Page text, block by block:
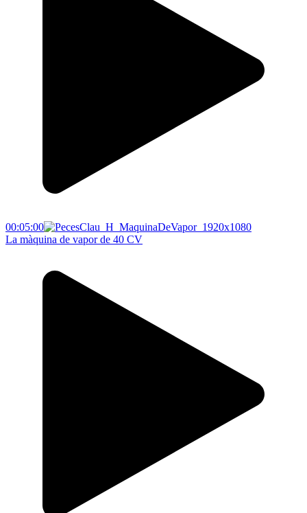
00:05:00
La màquina de vapor de 40 CV